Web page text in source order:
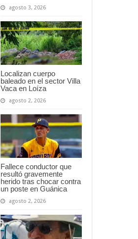
agosto 3, 2026
Localizan cuerpo
baleado en el sector Villa
Vaca en Loíza
agosto 2, 2026
Fallece conductor que
resultó gravemente
herido tras chocar contra
un poste en Guánica
agosto 2, 2026